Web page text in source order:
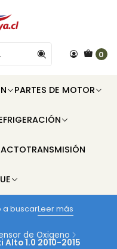
0
PARTES DE MOTOR
TRANSMISIÓN
a buscarLeer más
de Oxigeno
Alto 1.0 2010-2015